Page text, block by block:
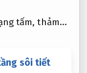
tấm, thảm…
sôi tiết